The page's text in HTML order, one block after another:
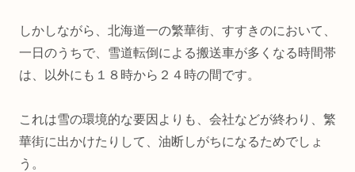
しかしながら、北海道一の繁華街、すすきのにおいて、
一日のうちで、雪道転倒による搬送車が多くなる時間帯
は、以外にも１８時から２４時の間です。
これは雪の環境的な要因よりも、会社などが終わり、繁
華街に出かけたりして、油断しがちになるためでしょ
う。